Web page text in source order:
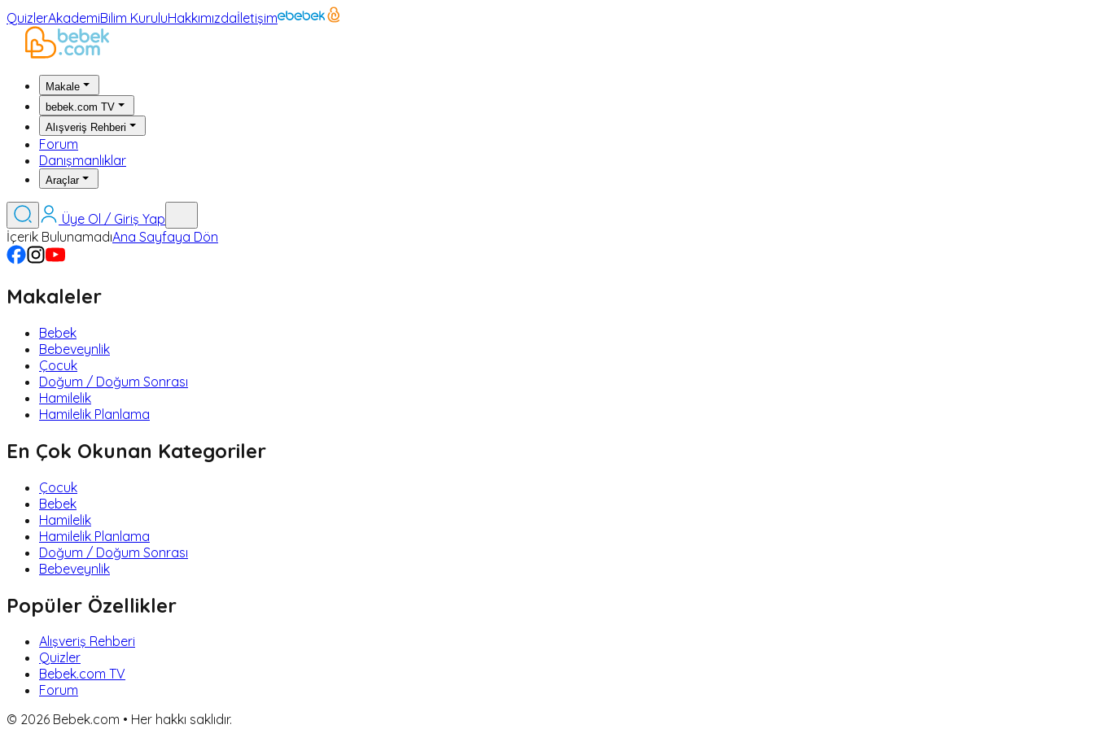
QuizlerAkademiBilim KuruluHakkımızdaİletişim
Makale
bebek.com TV
Alışveriş Rehberi
Forum
Danışmanlıklar
Araçlar
Üye Ol / Giriş Yap
İçerik BulunamadıAna Sayfaya Dön
Makaleler
Bebek
Bebeveynlik
Çocuk
Doğum / Doğum Sonrası
Hamilelik
Hamilelik Planlama
En Çok Okunan Kategoriler
Çocuk
Bebek
Hamilelik
Hamilelik Planlama
Doğum / Doğum Sonrası
Bebeveynlik
Popüler Özellikler
Alışveriş Rehberi
Quizler
Bebek.com TV
Forum
© 2026 Bebek.com • Her hakkı saklıdır.